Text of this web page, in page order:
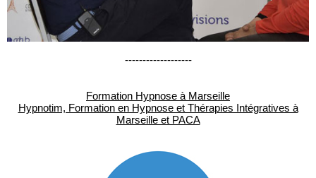
-------------------
Formation Hypnose à Marseille
Hypnotim, Formation en Hypnose et Thérapies Intégratives à
Marseille et PACA